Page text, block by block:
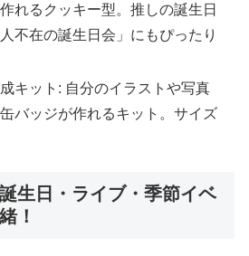
れるクッキー型。推しの誕生日
不在の誕生日会」にもぴったり
キット: 自分のイラストや写真
バッジが作れるキット。サイズ
生日・ライブ・季節イベ
！